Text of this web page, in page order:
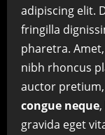
adipiscing elit.
fringilla
pharetra.
nibh rhoncus
auctor
congue neque
gravida eget